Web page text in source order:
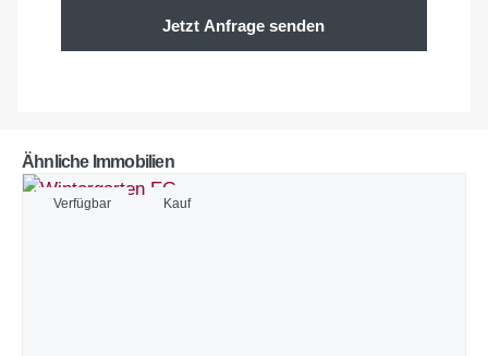
Jetzt Anfrage senden
Ähnliche Immobilien
Verfügbar Kauf